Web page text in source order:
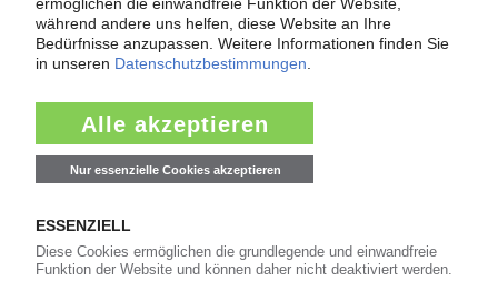
Zur Themenseite...
Nachrichten
LANXESS
Preiserhöhung für Adipinsäure / Folge des